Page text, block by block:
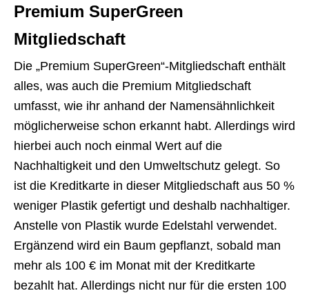
Premium SuperGreen
Mitgliedschaft
Die „Premium SuperGreen“-Mitgliedschaft enthält
alles, was auch die Premium Mitgliedschaft
umfasst, wie ihr anhand der Namensähnlichkeit
möglicherweise schon erkannt habt. Allerdings wird
hierbei auch noch einmal Wert auf die
Nachhaltigkeit und den Umweltschutz gelegt. So
ist die Kreditkarte in dieser Mitgliedschaft aus 50 %
weniger Plastik gefertigt und deshalb nachhaltiger.
Anstelle von Plastik wurde Edelstahl verwendet.
Ergänzend wird ein Baum gepflanzt, sobald man
mehr als 100 € im Monat mit der Kreditkarte
bezahlt hat. Allerdings nicht nur für die ersten 100